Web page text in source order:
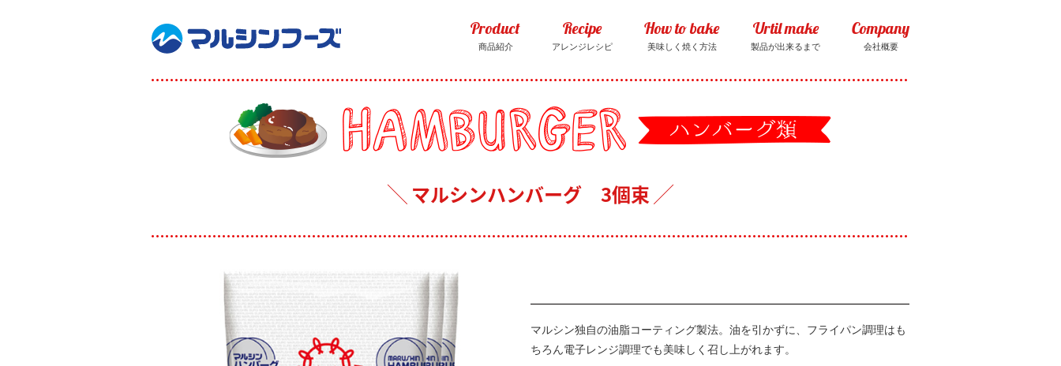
Product
商品紹介
Recipe
アレンジレシピ
How to bake
美味しく焼く方法
Urtil make
製品が出来るまで
Company
会社概要
マルシンハンバーグ 3個束
マルシン独自の油脂コーティング製法。油を引かずに、フライパン調理はも
ちろん電子レンジ調理でも美味しく召し上がれます。